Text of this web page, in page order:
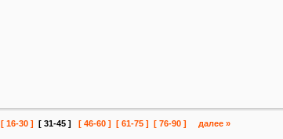
[ 16-30 ] [ 31-45 ] [ 46-60 ] [ 61-75 ] [ 76-90 ] далее »